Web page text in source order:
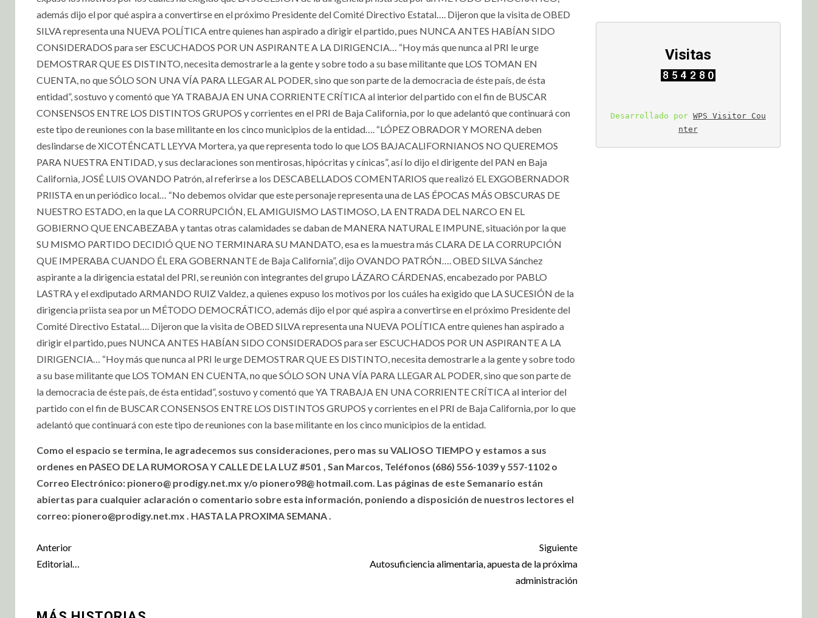
además dijo el por qué aspira a convertirse en el próximo Presidente del Comité Directivo Estatal…. Dijeron que la visita de OBED
SILVA representa una NUEVA POLÍTICA entre quienes han aspirado a dirigir el partido, pues NUNCA ANTES HABÍAN SIDO
CONSIDERADOS para ser ESCUCHADOS POR UN ASPIRANTE A LA DIRIGENCIA… “Hoy más que nunca al PRI le urge
DEMOSTRAR QUE ES DISTINTO, necesita demostrarle a la gente y sobre todo a su base militante que LOS TOMAN EN
CUENTA, no que SÓLO SON UNA VÍA PARA LLEGAR AL PODER, sino que son parte de la democracia de éste país, de ésta
entidad”, sostuvo y comentó que YA TRABAJA EN UNA CORRIENTE CRÍTICA al interior del partido con el fin de BUSCAR
CONSENSOS ENTRE LOS DISTINTOS GRUPOS y corrientes en el PRI de Baja California, por lo que adelantó que continuará con
este tipo de reuniones con la base militante en los cinco municipios de la entidad…. “LÓPEZ OBRADOR Y MORENA deben
deslindarse de XICOTÉNCATL LEYVA Mortera, ya que representa todo lo que LOS BAJACALIFORNIANOS NO QUEREMOS
PARA NUESTRA ENTIDAD, y sus declaraciones son mentirosas, hipócritas y cínicas”, así lo dijo el dirigente del PAN en Baja
California, JOSÉ LUIS OVANDO Patrón, al referirse a los DESCABELLADOS COMENTARIOS que realizó EL EXGOBERNADOR
PRIISTA en un periódico local… “No debemos olvidar que este personaje representa una de LAS ÉPOCAS MÁS OBSCURAS DE
NUESTRO ESTADO, en la que LA CORRUPCIÓN, EL AMIGUISMO LASTIMOSO, LA ENTRADA DEL NARCO EN EL
GOBIERNO QUE ENCABEZABA y tantas otras calamidades se daban de MANERA NATURAL E IMPUNE, situación por la que
SU MISMO PARTIDO DECIDIÓ QUE NO TERMINARA SU MANDATO, esa es la muestra más CLARA DE LA CORRUPCIÓN
QUE IMPERABA CUANDO ÉL ERA GOBERNANTE de Baja California”, dijo OVANDO PATRÓN…. OBED SILVA Sánchez
aspirante a la dirigencia estatal del PRI, se reunión con integrantes del grupo LÁZARO CÁRDENAS, encabezado por PABLO
LASTRA y el exdiputado ARMANDO RUIZ Valdez, a quienes expuso los motivos por los cuáles ha exigido que LA SUCESIÓN de la
dirigencia priista sea por un MÉTODO DEMOCRÁTICO, además dijo el por qué aspira a convertirse en el próximo Presidente del
Comité Directivo Estatal…. Dijeron que la visita de OBED SILVA representa una NUEVA POLÍTICA entre quienes han aspirado a
dirigir el partido, pues NUNCA ANTES HABÍAN SIDO CONSIDERADOS para ser ESCUCHADOS POR UN ASPIRANTE A LA
DIRIGENCIA… “Hoy más que nunca al PRI le urge DEMOSTRAR QUE ES DISTINTO, necesita demostrarle a la gente y sobre todo
a su base militante que LOS TOMAN EN CUENTA, no que SÓLO SON UNA VÍA PARA LLEGAR AL PODER, sino que son parte de
la democracia de éste país, de ésta entidad”, sostuvo y comentó que YA TRABAJA EN UNA CORRIENTE CRÍTICA al interior del
partido con el fin de BUSCAR CONSENSOS ENTRE LOS DISTINTOS GRUPOS y corrientes en el PRI de Baja California, por lo que
adelantó que continuará con este tipo de reuniones con la base militante en los cinco municipios de la entidad.
Como el espacio se termina, le agradecemos sus consideraciones, pero mas su VALIOSO TIEMPO y estamos a sus
ordenes en PASEO DE LA RUMOROSA Y CALLE DE LA LUZ #501 , San Marcos, Teléfonos (686) 556-1039 y 557-1102 o
Correo Electrónico: pionero@ prodigy.net.mx y/o pionero98@ hotmail.com. Las páginas de este Semanario están
abiertas para cualquier aclaración o comentario sobre esta información, poniendo a disposición de nuestros lectores el
correo: pionero@prodigy.net.mx . HASTA LA PROXIMA SEMANA .
Anterior
Editorial…
Siguiente
Autosuficiencia alimentaria, apuesta de la próxima
administración
Visitas
Desarrollado por WPS Visitor Cou
nter